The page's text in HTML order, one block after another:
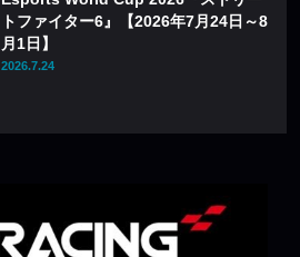
トファイター6』【2026年7月24日～8
月1日】
2026.7.24